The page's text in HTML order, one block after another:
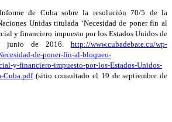
de Cuba sobre la resolución 70/5 de la
Unidas titulada ‘Necesidad de poner fin al
y financiero impuesto por los Estados Unidos de
junio de 2016. http://www.cubadebate.cu/wp-
de-poner-fin-al-bloqueo-
y-financiero-impuesto-por-los-Estados-Unidos-
Cuba.pdf(sitio consultado el 19 de septiembre de